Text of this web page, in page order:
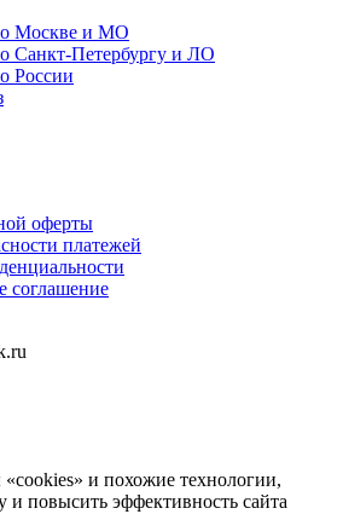
Москве и МО
Санкт-Петербургу и ЛО
России
оферты
платежей
соглашение
и похожие технологии,
и повысить эффективность сайта